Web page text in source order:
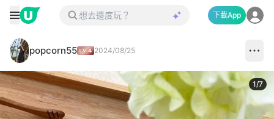
下載App
popcorn55 2024/08/25
1/7